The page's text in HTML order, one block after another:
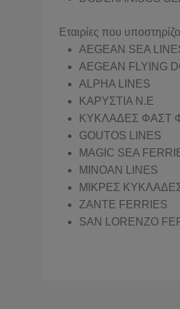
Εταιρίες που
AEGEAN SEA
AEGEAN FLYING
ALPHA LINES
ΚΑΡΥΣΤΙΑ Ν.Ε
ΚΥΚΛΑΔΕΣ ΦΑΣΤ
GOUTOS LINES
MAGIC SEA
MINOAN LINES
ΜΙΚΡΕΣ
ΖΑΝΤΕ FERRIES
SAN LORENZO